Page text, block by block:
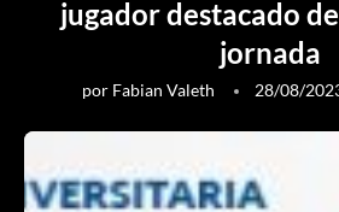
jugador destacado
jornada
por Fabian Valeth 28/08/